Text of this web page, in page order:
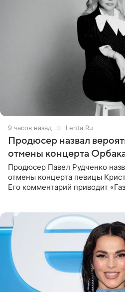
9 часов назад Lenta.Ru
Продюсер назвал
отмены концерта
Продюсер Павел Рудченко
отмены концерта певицы
Его комментарий приводит